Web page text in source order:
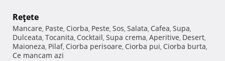
Reţete
Mancare, Paste, Ciorba, Peste, Sos, Salata, Cafea, Supa,
Dulceata, Tocanita, Cocktail, Supa crema, Aperitive, Desert,
Maioneza, Pilaf, Ciorba perisoare, Ciorba pui, Ciorba burta,
Ce mancam azi